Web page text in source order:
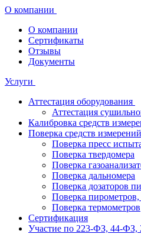
О компании
О компании
Сертификаты
Отзывы
Документы
Услуги
Аттестация оборудования
Аттестация
Калибровка средств
Поверка средств измерений
Поверка пресс
Поверка твердомера
Поверка
Поверка дальномера
Поверка дозаторов
Поверка
Поверка термометров
Сертификация
Участие по 223-ФЗ, 44-ФЗ,